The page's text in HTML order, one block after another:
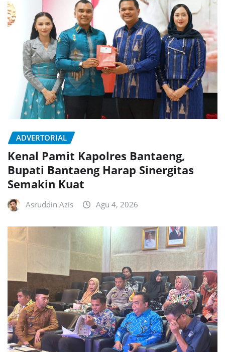
ADVERTORIAL
Kenal Pamit Kapolres Bantaeng,
Bupati Bantaeng Harap Sinergitas
Semakin Kuat
Asruddin Azis Agu 4, 2026